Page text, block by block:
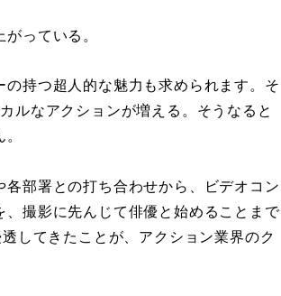
っている。
の持つ超人的な魅力も求められます。そ
ルなアクションが増える。そうなると
部署との打ち合わせから、ビデオコン
撮影に先んじて俳優と始めることまで
してきたことが、アクション業界のク